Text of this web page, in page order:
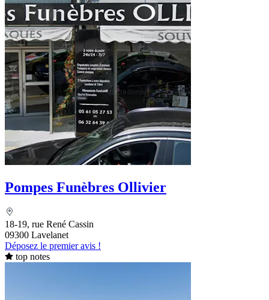
Pompes Funèbres Ollivier
18-19, rue René Cassin
09300 Lavelanet
Déposez le premier avis !
top notes